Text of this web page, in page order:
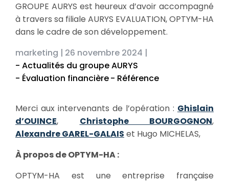
GROUPE AURYS est heureux d’avoir accompagné
à travers sa filiale AURYS EVALUATION, OPTYM-HA
dans le cadre de son développement.
marketing | 26 novembre 2024 |
- Actualités du groupe AURYS
- Évaluation financière- Référence
Merci aux intervenants de l’opération : Ghislain
d’OUINCE, Christophe BOURGOGNON,
Alexandre GAREL-GALAIS et Hugo MICHELAS,
À propos de OPTYM-HA :
OPTYM-HA est une entreprise française